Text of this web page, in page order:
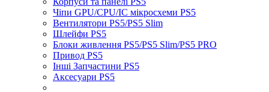
Чіпи GPU/CPU/IC мікросхеми PS5
Вентилятори PS5/PS5 Slim
Шлейфи PS5
Блоки живлення PS5/PS5 Slim/PS5 PRO
Привод PS5
Інші Запчастини PS5
Аксесуари PS5